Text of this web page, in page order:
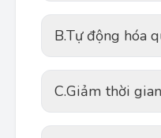
B.Tự động hóa
C.Giảm thời